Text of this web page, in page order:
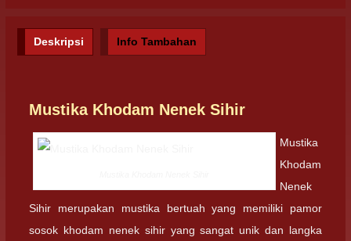
Deskripsi Info Tambahan
Mustika Khodam Nenek Sihir
Mustika
Khodam
Nenek
Sihir merupakan mustika bertuah yang memiliki pamor
sosok khodam nenek sihir yang sangat unik dan langka